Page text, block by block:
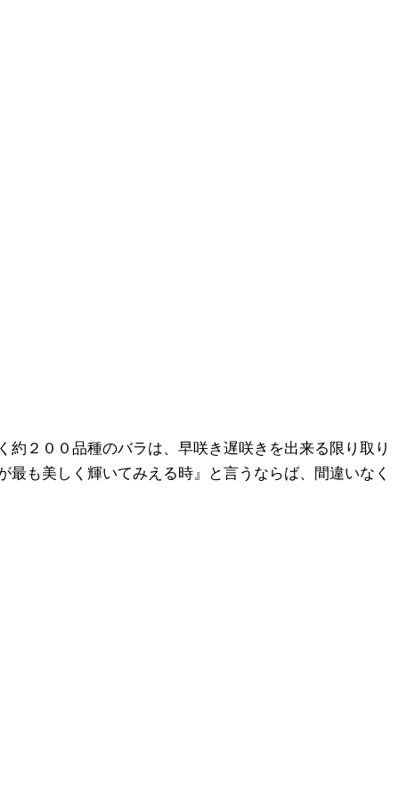
２００品種のバラは、早咲き遅咲きを出来る限り取り
も美しく輝いてみえる時』と言うならば、間違いなく